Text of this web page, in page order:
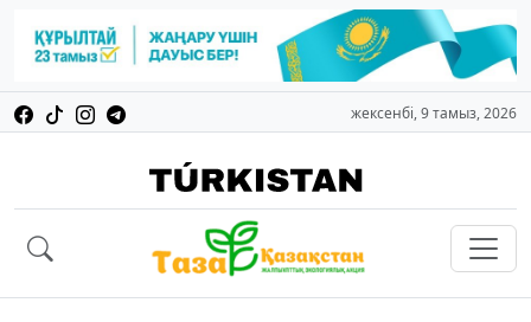
жексенбі, 9 тамыз, 2026